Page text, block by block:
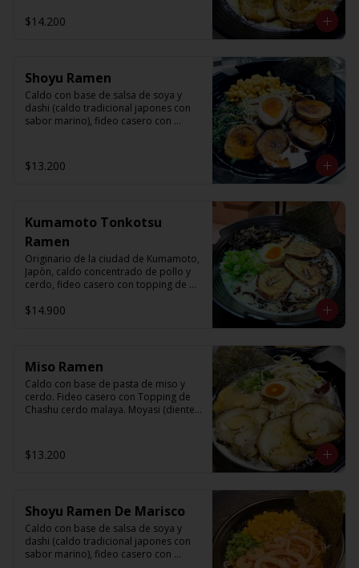
$14.200
Shoyu Ramen
Caldo con base de salsa de soya y
dashi (caldo tradicional japones con
sabor marino), fideo casero con
nori, cebollin y aceite de sesamo
$13.200
Kumamoto Tonkotsu
Ramen
Originario de la ciudad de Kumamoto,
Japòn, caldo concentrado de pollo y
cerdo, fideo casero con topping de
de judas), ajitama(huevo semi cocido),
$14.900
Miso Ramen
Caldo con base de pasta de miso y
cerdo. Fideo casero con Topping de
Chashu cerdo malaya. Moyasi (diente
de sésamo.
$13.200
Shoyu Ramen De Marisco
Caldo con base de salsa de soya y
dashi (caldo tradicional japones con
sabor marino), fideo casero con